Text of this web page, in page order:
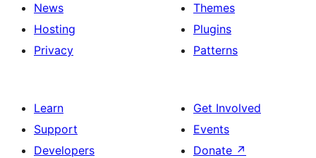
News
Hosting
Privacy
Themes
Plugins
Patterns
Learn
Support
Developers
Get Involved
Events
Donate ↗